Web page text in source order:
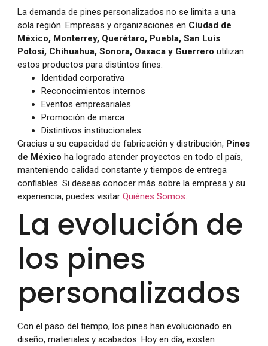
La demanda de pines personalizados no se limita a una
sola región. Empresas y organizaciones en Ciudad de
México, Monterrey, Querétaro, Puebla, San Luis
Potosí, Chihuahua, Sonora, Oaxaca y Guerrero utilizan
estos productos para distintos fines:
Identidad corporativa
Reconocimientos internos
Eventos empresariales
Promoción de marca
Distintivos institucionales
Gracias a su capacidad de fabricación y distribución, Pines
de México ha logrado atender proyectos en todo el país,
manteniendo calidad constante y tiempos de entrega
confiables. Si deseas conocer más sobre la empresa y su
experiencia, puedes visitar Quiénes Somos.
La evolución de
los pines
personalizados
Con el paso del tiempo, los pines han evolucionado en
diseño, materiales y acabados. Hoy en día, existen